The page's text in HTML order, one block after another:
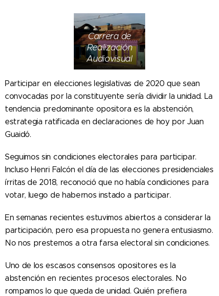
Carrera de
Realización
Audiovisual
Participar en elecciones legislativas de 2020 que sean
convocadas por la constituyente sería dividir la unidad. La
tendencia predominante opositora es la abstención,
estrategia ratificada en declaraciones de hoy por Juan
Guaidó.
Seguimos sin condiciones electorales para participar.
Incluso Henri Falcón el día de las elecciones presidenciales
írritas de 2018, reconoció que no había condiciones para
votar, luego de habernos instado a participar.
En semanas recientes estuvimos abiertos a considerar la
participación, pero esa propuesta no genera entusiasmo.
No nos prestemos a otra farsa electoral sin condiciones.
Uno de los escasos consensos opositores es la
abstención en recientes procesos electorales. No
rompamos lo que queda de unidad. Quién prefiera